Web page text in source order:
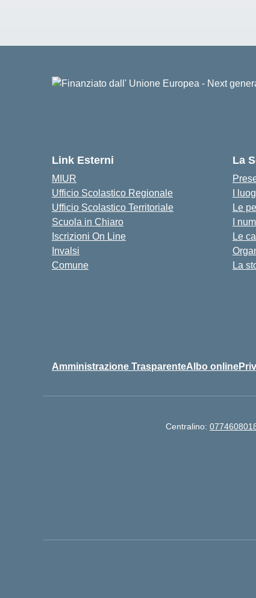
Link Esterni
MIUR
Ufficio Scolastico Regionale
Ufficio Scolastico Territoriale
Scuola in Chiaro
Iscrizioni On Line
Invalsi
Comune
La
I
Le
I
Le
La
Amministrazione TrasparenteAlbo online
Centralino: